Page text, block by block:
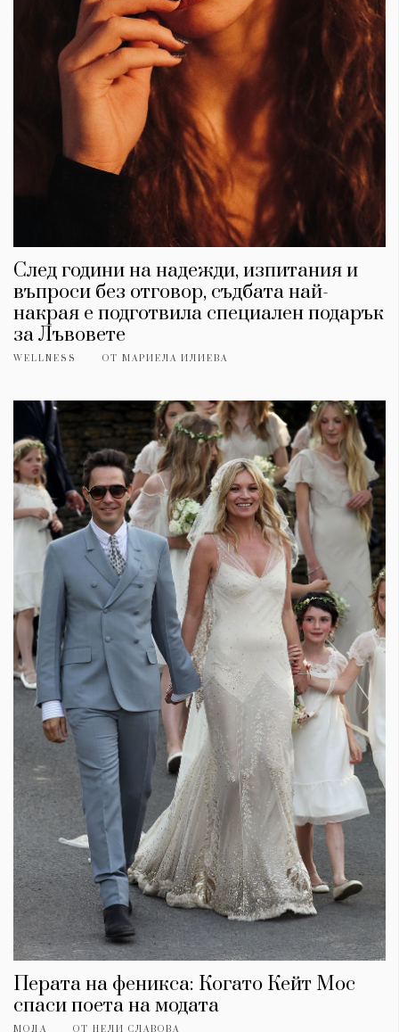
След години на надежди, изпитания и
въпроси без отговор, съдбата най-
накрая е подготвила специален подарък
за Лъвовете
WELLNESS ОТ МАРИЕЛА ИЛИЕВА
Перата на феникса: Когато Кейт Мос
спаси поета на модата
МОДА ОТ НЕЛИ СЛАВОВА